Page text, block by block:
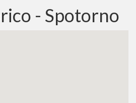
- Spotorno